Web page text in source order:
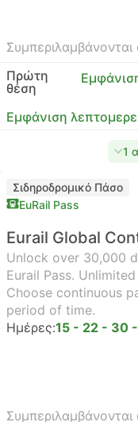
Συμπεριλαμβάνονται
Πρώτη
θέση
Εμφάνιση
1
Σιδηροδρομικό Πάσο
EuRail Pass
Eurail Global
Unlock over 30,000
Eurail Pass.
Choose continuous
period of time.
Ημέρες:15 - 22 - 30
Συμπεριλαμβάνονται